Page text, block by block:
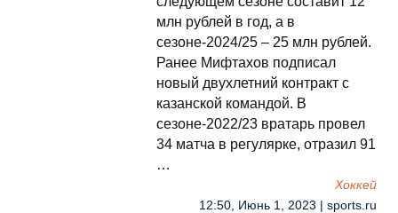
млн рублей в год, а в
сезоне-2024/25 – 25 млн рублей.
Ранее Мифтахов подписал
новый двухлетний контракт с
казанской командой. В
сезоне-2022/23 вратарь провел
34 матча в регулярке, отразил 91
…
Хоккей
12:50, Июнь 1, 2023 | sports.ru